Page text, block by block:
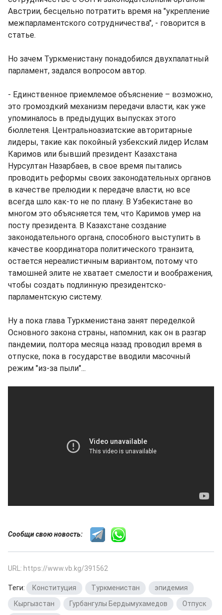
Австрии, бесцельно потратить время на "укрепление
межпарламентского сотрудничества", - говорится в
статье.
Но зачем Туркменистану понадобился двухпалатный
парламент, задался вопросом автор.
- Единственное приемлемое объяснение – возможно,
это громоздкий механизм передачи власти, как уже
упоминалось в предыдущих выпусках этого
бюллетеня. Центральноазиатские авторитарные
лидеры, такие как покойный узбекский лидер Ислам
Каримов или бывший президент Казахстана
Нурсултан Назарбаев, в свое время пытались
проводить реформы своих законодательных органов
в качестве прелюдии к передаче власти, но все
всегда шло как-то не по плану. В Узбекистане во
многом это объясняется тем, что Каримов умер на
посту президента. В Казахстане создание
законодательного органа, способного выступить в
качестве координатора политического транзита,
остается нереалистичным вариантом, потому что
тамошней элите не хватает смелости и воображения,
чтобы создать подлинную президентско-
парламентскую систему.
Ну а пока глава Туркменистана занят переделкой
Основного закона страны, напомнил, как он в разгар
пандемии, полтора месяца назад проводил время в
отпуске, пока в государстве вводили масочный
режим "из-за пыли"...
Сообщи свою новость:
URL: https://www.vb.kg/391562
Теги: Конституция Туркменистан эпидемия
Кыргызстан
Гурбангулы Бердымухамедов Отпуск